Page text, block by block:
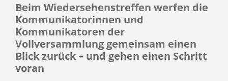
Beim Wiedersehenstreffen werfen die
Kommunikatorinnen und
Kommunikatoren der
Vollversammlung gemeinsam einen
Blick zurück – und gehen einen Schritt
voran